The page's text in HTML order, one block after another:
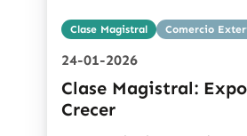
Clase Magistral Comercio
24-01-2026
Clase Magistral:
Crecer